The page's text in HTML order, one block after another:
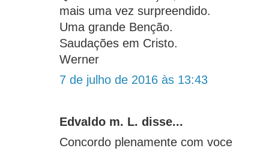
mais uma vez surpreendido.
Uma grande Benção.
Saudações em Cristo.
Werner
7 de julho de 2016 às 13:43
Edvaldo m. L. disse...
Concordo plenamente com voce